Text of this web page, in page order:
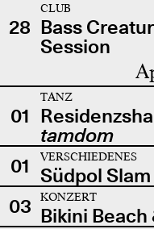
28
CLUB
Bass
Session
01
TANZ
tamdom
01
VERSCHIEDENES
Südpol Slam
03
KONZERT
Bikini Beach